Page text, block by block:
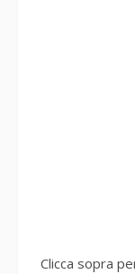
Clicca sopra